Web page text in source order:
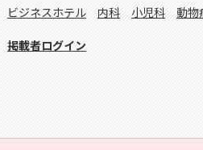
ビジネスホテル
内科 小児科 動物
掲載者ログイン